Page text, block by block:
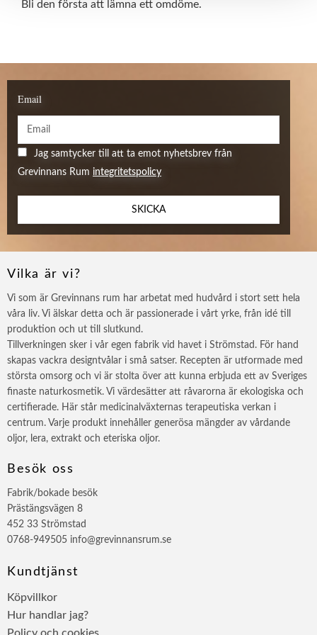
Bli den första att lämna ett omdöme.
Email
Jag samtycker till att ta emot nyhetsbrev från
Grevinnans Rum integritetspolicy
SKICKA
Vilka är vi?
Vi som är Grevinnans rum har arbetat med hudvård i stort sett hela
våra liv. Vi älskar detta och är passionerade i vårt yrke, från idé till
produktion och ut till slutkund.
Tillverkningen sker i vår egen fabrik vid havet i Strömstad. För hand
skapas vackra designtvålar i små satser. Recepten är utformade med
största omsorg och vi är stolta över att kunna erbjuda ett av Sveriges
finaste naturkosmetik. Vi värdesätter att råvarorna är ekologiska och
certifierade. Här står medicinalväxternas terapeutiska verkan i
centrum. Varje produkt innehåller generösa mängder av vårdande
oljor, lera, extrakt och eteriska oljor.
Besök oss
Fabrik/bokade besök
Prästängsvägen 8
452 33 Strömstad
0768-949505 info@grevinnansrum.se
Kundtjänst
Köpvillkor
Hur handlar jag?